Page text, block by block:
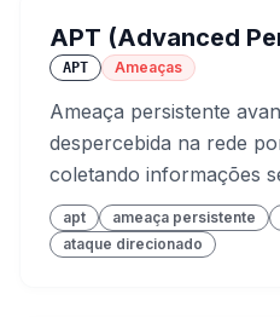
APT (Advanced
APT Ameaças
Ameaça persistente
despercebida na rede
coletando informações
apt ameaça persistente
ataque direcionado